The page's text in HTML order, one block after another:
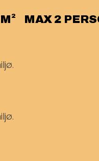
MAX 2